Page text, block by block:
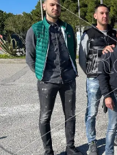
CULTURA
ECONOMIA E LAVORO
EVENTI
SPORT
Streaming